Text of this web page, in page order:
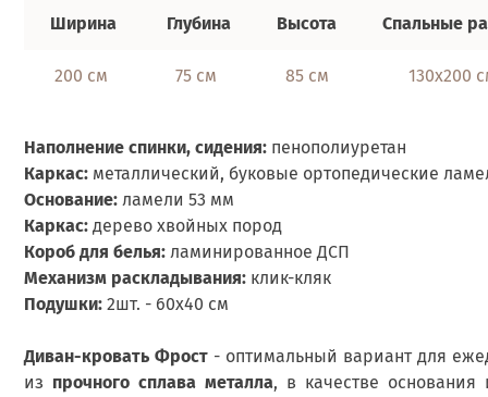
Ширина Глубина Высота Спальные
200 см 75 см 85 см 130х200
Наполнение спинки, сидения: пенополиуретан
Каркас: металлический, буковые ортопедические
Основание: ламели 53 мм
Каркас: дерево хвойных пород
Короб для белья: ламинированное ДСП
Механизм раскладывания: клик-кляк
Подушки: 2шт. - 60х40 см
Диван-кровать Фрост - оптимальный вариант для
из прочного сплава металла, в качестве основания